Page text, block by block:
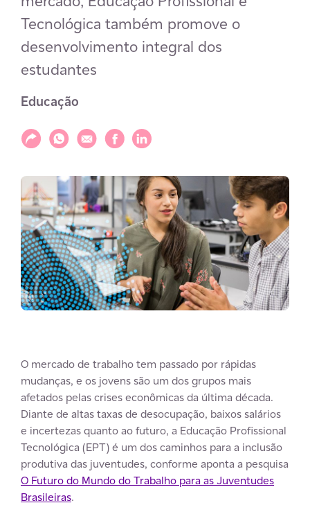
Tecnológica também promove o
desenvolvimento integral dos
estudantes
Educação
Compartilhar
Compartilhar via WhatsApp
Compartilhar via E-mail
Compartilhar via Facebook
Compartilhar via LinkedIn
O mercado de trabalho tem passado por rápidas
mudanças, e os jovens são um dos grupos mais
afetados pelas crises econômicas da última década.
Diante de altas taxas de desocupação, baixos salários
e incertezas quanto ao futuro, a Educação Profissional
Tecnológica (EPT) é um dos caminhos para a inclusão
produtiva das juventudes, conforme aponta a pesquisa
O Futuro do Mundo do Trabalho para as Juventudes
Brasileiras.